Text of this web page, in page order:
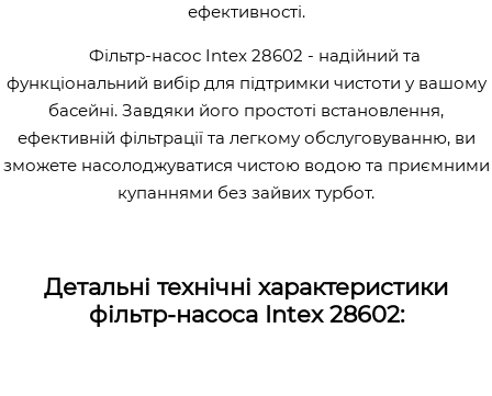
ефективності.
Фільтр-насос Intex 28602 - надійний та
функціональний вибір для підтримки чистоти у вашому
басейні. Завдяки його простоті встановлення,
ефективній фільтрації та легкому обслуговуванню, ви
зможете насолоджуватися чистою водою та приємними
купаннями без зайвих турбот.
Детальні технічні характеристики
фільтр-насоса Intex 28602: